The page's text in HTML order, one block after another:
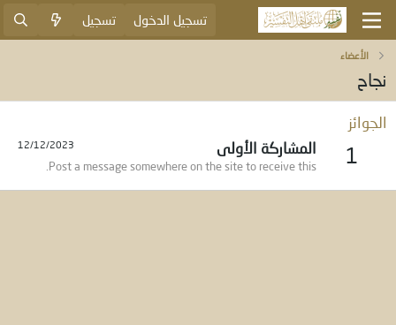
تسجيل الدخول تسجيل
الأعضاء
نجاح
الجوائز
1
12/12/2023 المشاركة الأولى
Post a message somewhere on the site to receive this.